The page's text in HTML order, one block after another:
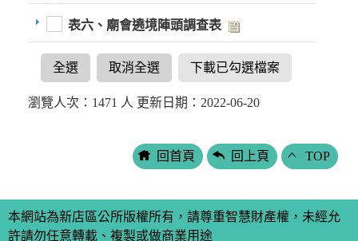
表六、廟會遶境陣頭調查表
全選 取消全選 下載已勾選檔案
瀏覽人次：1471 人 更新日期：2022-06-20
回首頁 回上頁 TOP
本網站為新店區公所版權所有，請尊重智慧財產權，未經允
許請勿任意轉載、複製或做商業用途